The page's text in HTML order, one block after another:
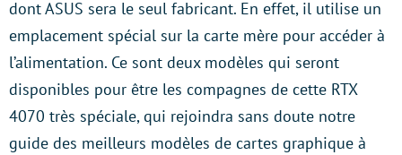
dont ASUS sera le seul fabricant. En effet, il utilise un
emplacement spécial sur la carte mère pour accéder à
l’alimentation. Ce sont deux modèles qui seront
disponibles pour être les compagnes de cette RTX
4070 très spéciale, qui rejoindra sans doute notre
guide des meilleurs modèles de cartes graphique à